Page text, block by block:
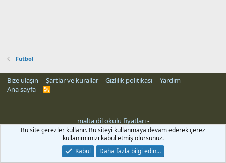
Futbol
Bize ulaşın Şartlar ve kurallar Gizlilik politikası
Yardım
Ana sayfa
R
malta dil okulu fiyatları-
Bu site çerezler kullanır. Bu siteyi kullanmaya devam ederek çerez
kullanımımızı kabul etmiş olursunuz.
Kabul
Daha fazla bilgi edin…